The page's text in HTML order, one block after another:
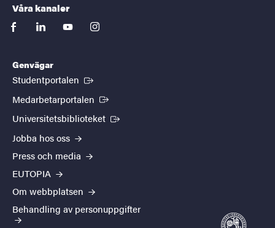
Våra kanaler
facebooklinkedinyoutubeinstagram
Genvägar
Studentportalen (Extern länk)
Medarbetarportalen (Extern länk)
Universitetsbiblioteket (Extern länk)
Jobba hos oss
Press och media
EUTOPIA
Om webbplatsen
Behandling av personuppgifter